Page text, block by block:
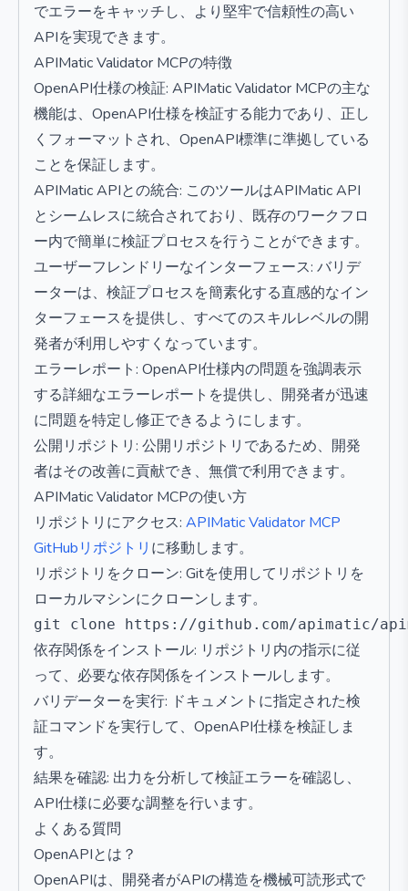
でエラーをキャッチし、より堅牢で信頼性の高い
APIを実現できます。
APIMatic Validator MCPの特徴
OpenAPI仕様の検証: APIMatic Validator MCPの主な
機能は、OpenAPI仕様を検証する能力であり、正し
くフォーマットされ、OpenAPI標準に準拠している
ことを保証します。
APIMatic APIとの統合: このツールはAPIMatic API
とシームレスに統合されており、既存のワークフロ
ー内で簡単に検証プロセスを行うことができます。
ユーザーフレンドリーなインターフェース: バリデ
ーターは、検証プロセスを簡素化する直感的なイン
ターフェースを提供し、すべてのスキルレベルの開
発者が利用しやすくなっています。
エラーレポート: OpenAPI仕様内の問題を強調表示
する詳細なエラーレポートを提供し、開発者が迅速
に問題を特定し修正できるようにします。
公開リポジトリ: 公開リポジトリであるため、開発
者はその改善に貢献でき、無償で利用できます。
APIMatic Validator MCPの使い方
リポジトリにアクセス: APIMatic Validator MCP
GitHubリポジトリ に移動します。
リポジトリをクローン: Gitを使用してリポジトリを
ローカルマシンにクローンします。
依存関係をインストール: リポジトリ内の指示に従
って、必要な依存関係をインストールします。
バリデーターを実行: ドキュメントに指定された検
証コマンドを実行して、OpenAPI仕様を検証しま
す。
結果を確認: 出力を分析して検証エラーを確認し、
API仕様に必要な調整を行います。
よくある質問
OpenAPIとは？
OpenAPIは、開発者がAPIの構造を機械可読形式で